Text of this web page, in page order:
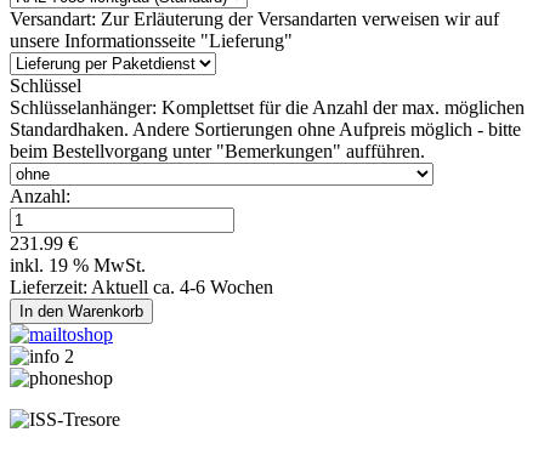
Versandart: Zur Erläuterung der Versandarten verweisen wir auf
unsere Informationsseite "Lieferung"
Schlüssel
Schlüsselanhänger: Komplettset für die Anzahl der max. möglichen
Standardhaken. Andere Sortierungen ohne Aufpreis möglich - bitte
beim Bestellvorgang unter "Bemerkungen" aufführen.
Anzahl:
231.99 €
inkl. 19 % MwSt.
Lieferzeit: Aktuell ca. 4-6 Wochen